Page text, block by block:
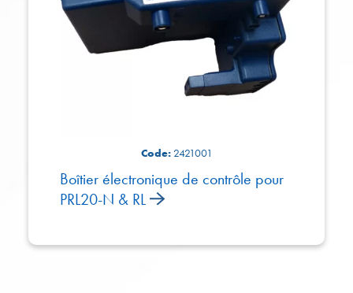
Code:2421001
Boîtier électronique de contrôle pour
PRL20-N & RL